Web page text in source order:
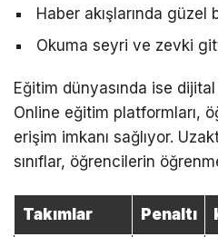
Haber akışlarında güzel
Okuma seyri ve zevki
Eğitim dünyasında ise
Online eğitim platformları,
erişim imkanı sağlıyor.
sınıflar, öğrencilerin
Takımlar Penaltı